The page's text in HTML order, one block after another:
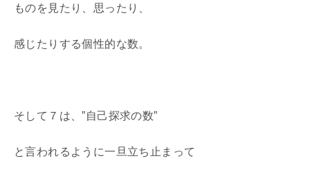
ものを見たり、思ったり、
感じたりする個性的な数。
そして７は、”自己探求の数”
と言われるように一旦立ち止まって